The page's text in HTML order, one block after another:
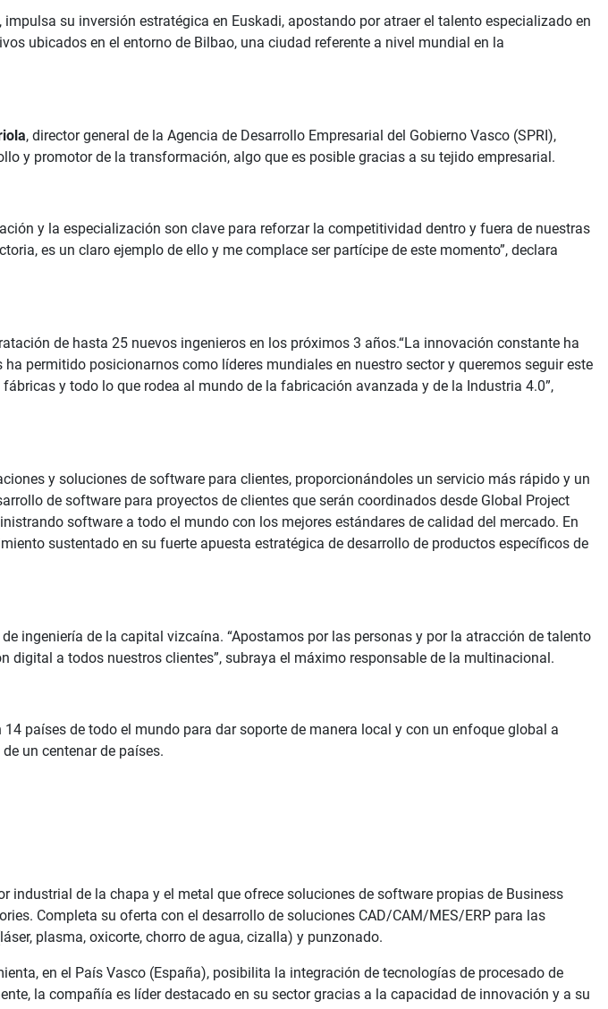
su inversión estratégica en Euskadi, apostando por atraer el talento especializado en
ubicados en el entorno de Bilbao, una ciudad referente a nivel mundial en la
, director general de la Agencia de Desarrollo Empresarial del Gobierno Vasco (SPRI),
y promotor de la transformación, algo que es posible gracias a su tejido empresarial.
y la especialización son clave para reforzar la competitividad dentro y fuera de nuestras
es un claro ejemplo de ello y me complace ser partícipe de este momento”, declara
de hasta 25 nuevos ingenieros en los próximos 3 años.“La innovación constante ha
permitido posicionarnos como líderes mundiales en nuestro sector y queremos seguir este
y todo lo que rodea al mundo de la fabricación avanzada y de la Industria 4.0”,
y soluciones de software para clientes, proporcionándoles un servicio más rápido y un
de software para proyectos de clientes que serán coordinados desde Global Project
software a todo el mundo con los mejores estándares de calidad del mercado. En
sustentado en su fuerte apuesta estratégica de desarrollo de productos específicos de
ingeniería de la capital vizcaína. “Apostamos por las personas y por la atracción de talento
a todos nuestros clientes”, subraya el máximo responsable de la multinacional.
países de todo el mundo para dar soporte de manera local y con un enfoque global a
un centenar de países.
de la chapa y el metal que ofrece soluciones de software propias de Business
Completa su oferta con el desarrollo de soluciones CAD/CAM/MES/ERP para las
plasma, oxicorte, chorro de agua, cizalla) y punzonado.
en el País Vasco (España), posibilita la integración de tecnologías de procesado de
la compañía es líder destacado en su sector gracias a la capacidad de innovación y a su